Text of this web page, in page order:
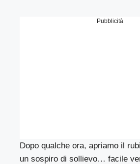
Pubblicità
Dopo qualche ora, apriamo il
un sospiro di sollievo… facile